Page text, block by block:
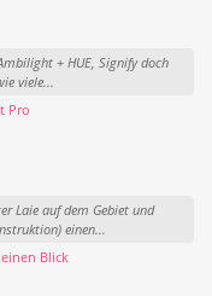
+ HUE, Signify doch
viele...
Pro
Laie auf dem Gebiet und
einen...
Blick